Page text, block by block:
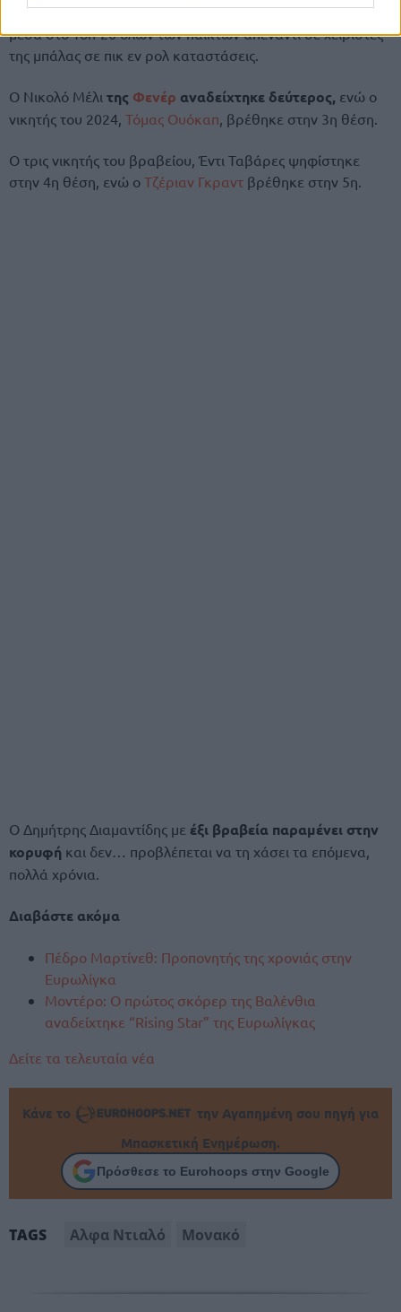
κορυφαίος φόργουορντ στο να δέχεται πόντους (0.844) και
μέσα στο Τοπ-20 όλων των παικτών απέναντι σε χειριστές
της μπάλας σε πικ εν ρολ καταστάσεις.
Ο Νικολό Μέλι της Φενέρ αναδείχτηκε δεύτερος, ενώ ο
νικητής του 2024, Τόμας Ουόκαπ, βρέθηκε στην 3η θέση.
Ο τρις νικητής του βραβείου, Έντι Ταβάρες ψηφίστηκε
στην 4η θέση, ενώ ο Τζέριαν Γκραντ βρέθηκε στην 5η.
Ο Δημήτρης Διαμαντίδης με έξι βραβεία παραμένει στην
κορυφή και δεν… προβλέπεται να τη χάσει τα επόμενα,
πολλά χρόνια.
Διαβάστε ακόμα
Πέδρο Μαρτίνεθ: Προπονητής της χρονιάς στην
Ευρωλίγκα
Μοντέρο: Ο πρώτος σκόρερ της Βαλένθια
αναδείχτηκε “Rising Star” της Ευρωλίγκας
Δείτε τα τελευταία νέα
Κάνε το
την Αγαπημένη σου πηγή για
Μπασκετική Ενημέρωση.
Πρόσθεσε το Eurohoops στην Google
TAGS Αλφα Ντιαλό Μονακό